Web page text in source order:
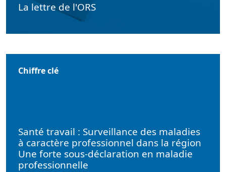
La lettre de l'ORS
Chiffre clé
Santé travail : Surveillance des maladies
à caractère professionnel dans la région
Une forte sous-déclaration en maladie
professionnelle